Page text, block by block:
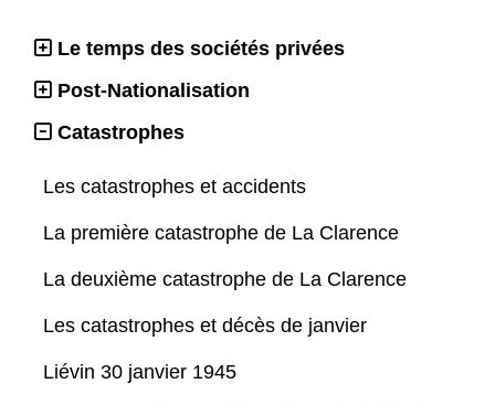
Le temps des sociétés privées
Post-Nationalisation
Catastrophes
Les catastrophes et accidents
La première catastrophe de La Clarence
La deuxième catastrophe de La Clarence
Les catastrophes et décès de janvier
Liévin 30 janvier 1945